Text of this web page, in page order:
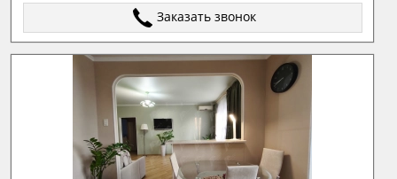
Заказать звонок